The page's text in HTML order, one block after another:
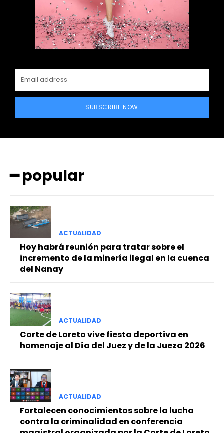
━ Planes
SUBSCRIBE NOW
━ popular
ACTUALIDAD
Hoy habrá reunión para tratar sobre el
incremento de la minería ilegal en la cuenca
del Nanay
ACTUALIDAD
Corte de Loreto vive fiesta deportiva en
homenaje al Día del Juez y de la Jueza 2026
ACTUALIDAD
Fortalecen conocimientos sobre la lucha
contra la criminalidad en conferencia